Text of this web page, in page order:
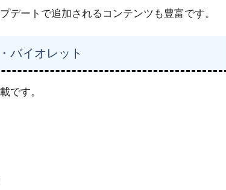
ートで追加されるコンテンツも豊富です。
バイオレット
です。